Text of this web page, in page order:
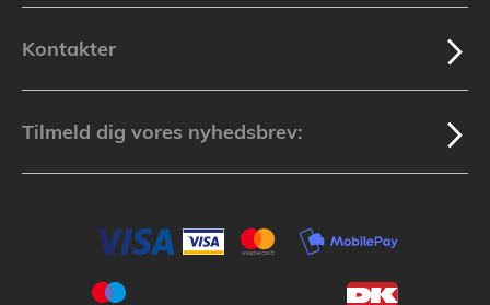
Kontakter
Tilmeld dig vores nyhedsbrev: